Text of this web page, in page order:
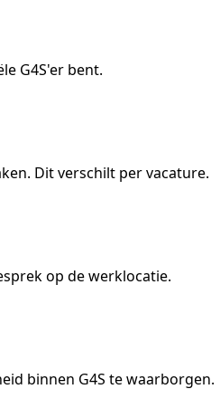
G4S'er bent.
Dit verschilt per vacature.
op de werklocatie.
binnen G4S te waarborgen.